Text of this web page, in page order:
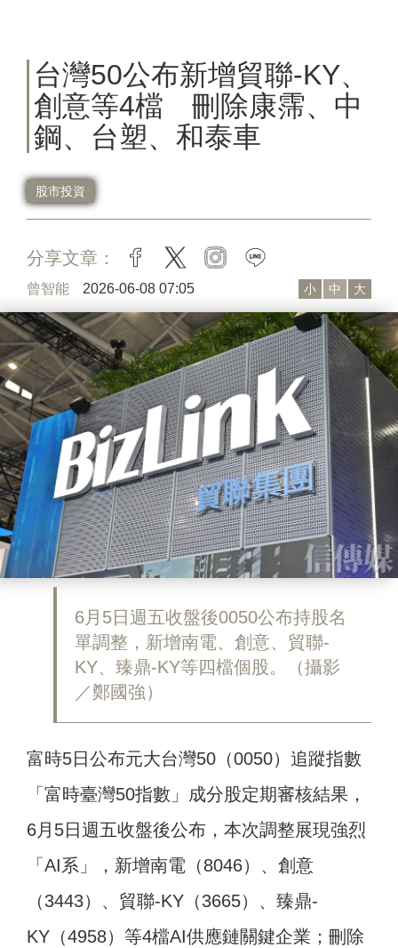
台灣50公布新增貿聯-KY、
創意等4檔 刪除康霈、中
鋼、台塑、和泰車
股市投資
分享文章： facebook
twitter instagram
曾智能 2026-06-08 07:05 小 中 大
6月5日週五收盤後0050公布持股名
單調整，新增南電、創意、貿聯-
KY、臻鼎-KY等四檔個股。（攝影
／鄭國強）
富時5日公布元大台灣50（0050）追蹤指數
「富時臺灣50指數」成分股定期審核結果，
6月5日週五收盤後公布，本次調整展現強烈
「AI系」，新增南電（8046）、創意
（3443）、貿聯-KY（3665）、臻鼎-
KY（4958）等4檔AI供應鏈關鍵企業；刪除